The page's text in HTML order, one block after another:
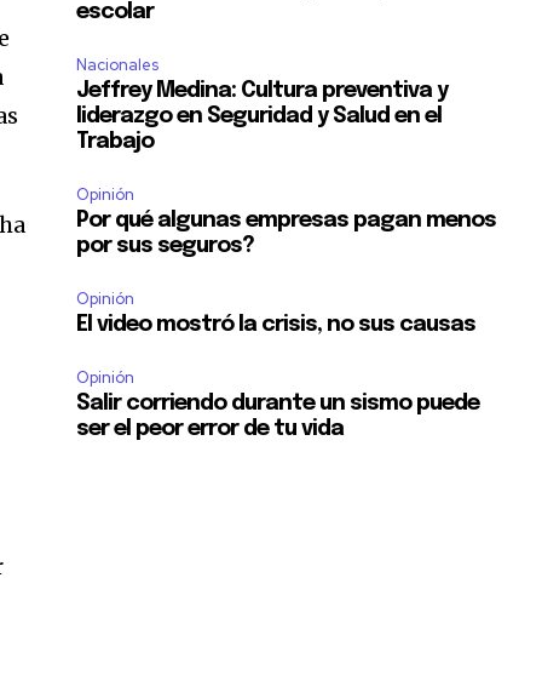
escolar
Nacionales
Jeffrey Medina: Cultura preventiva y
liderazgo en Seguridad y Salud en el
Trabajo
Opinión
Por qué algunas empresas pagan menos
por sus seguros?
Opinión
El video mostró la crisis, no sus causas
Opinión
Salir corriendo durante un sismo puede
ser el peor error de tu vida